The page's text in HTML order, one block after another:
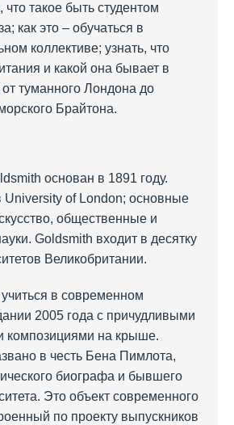
что такое быть студентом
как это – обучаться в
коллективе; узнать, что
и какой она бывает в
туманного Лондона до
Брайтона.
основан в 1891 году.
University of London; основные
общественные и
Goldsmith входит в десятку
Великобритании.
в современном
2005 года с причудливыми
композициями на крыше.
в честь Бена Пимлота,
биографа и бывшего
Это объект современного
по проекту выпускников